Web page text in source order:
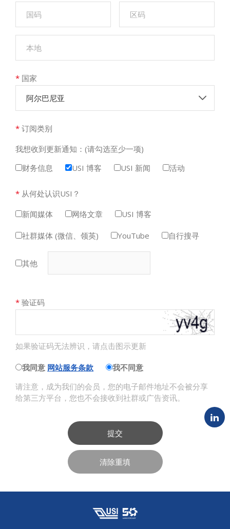
* 国家
阿尔巴尼亚
* 订阅类别
我想收到更新通知：(请勾选至少一项)
财务信息
USI 博客 USI 新闻 活动
* 从何处认识USI？
新闻媒体
网络文章 USI 博客
社群媒体 (微信、领英) YouTube 自行搜寻
其他
* 验证码
如果验证码无法辨识，请点击图示更新
我同意 网站服务条款
我不同意
请注意，成为我们的会员，您的电子邮件地址不会被分享
给第三方平台，您也不会接收到社群或广告资讯。
提交
清除重填